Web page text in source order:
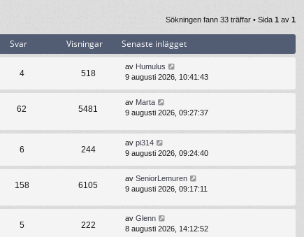
m
Sökningen fann 33 träffar • Sida1 av 1
Svar Visningar Senaste inlägget
4 518
av Humulus
9 augusti 2026, 10:41:43
62 5481
av Marta
9 augusti 2026, 09:27:37
6 244
av pi314
9 augusti 2026, 09:24:40
158 6105
av SeniorLemuren
9 augusti 2026, 09:17:11
5 222
av Glenn
8 augusti 2026, 14:12:52